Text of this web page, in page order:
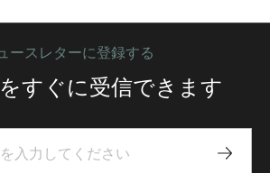
ースレターに登録する
すぐに受信できます